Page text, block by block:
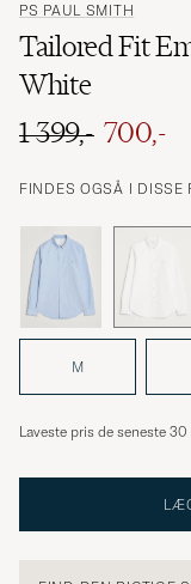
PS PAUL SMITH
Tailored Fit
White
Ordinary pris
1 399,-
Nedsat pris
700,-
FINDES OGSÅ I DISSE
M
Laveste pris de seneste